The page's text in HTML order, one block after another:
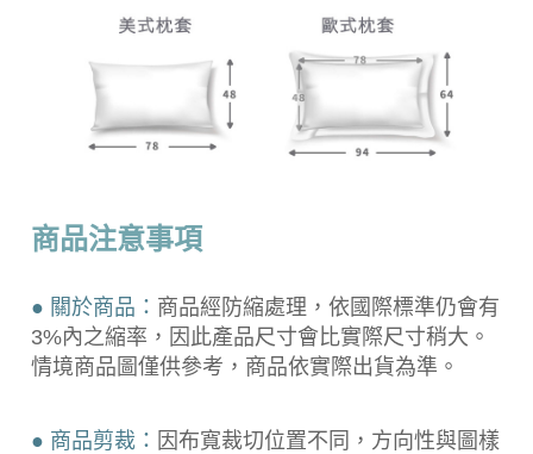
商品注意事項
● 關於商品： 商品經防縮處理，依國際標準仍會有
3%內之縮率，因此產品尺寸會比實際尺寸稍大。
情境商品圖僅供參考，商品依實際出貨為準。
● 商品剪裁： 因布寬裁切位置不同，方向性與圖樣